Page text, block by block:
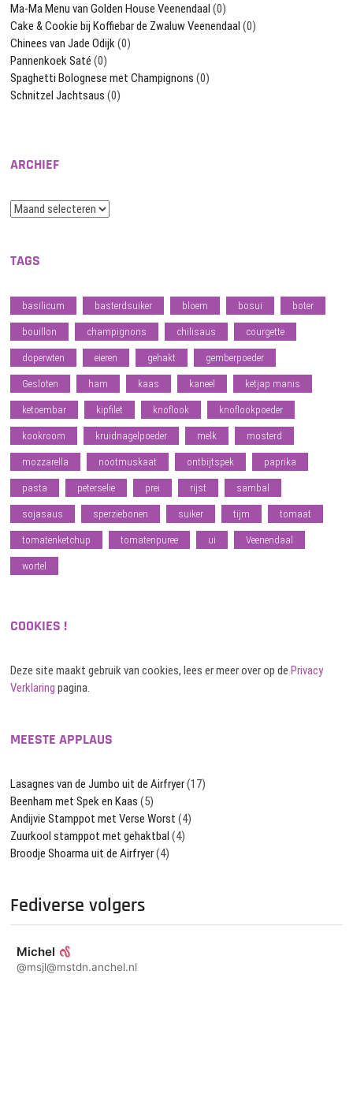
Ma-Ma Menu van Golden House Veenendaal (0)
Cake & Cookie bij Koffiebar de Zwaluw Veenendaal (0)
Chinees van Jade Odijk(0)
Pannenkoek Saté (0)
Spaghetti Bolognese met Champignons (0)
Schnitzel Jachtsaus (0)
ARCHIEF
Archief
TAGS
basilicum basterdsuiker bloem bosui boter
bouillon champignons chilisaus courgette
doperwten eieren gehakt gemberpoeder
Gesloten ham kaas kaneel ketjap manis
ketoembar kipfilet knoflook knoflookpoeder
kookroom kruidnagelpoeder melk mosterd
mozzarella nootmuskaat ontbijtspek paprika
pasta peterselie prei rijst sambal
sojasaus sperziebonen suiker tijm tomaat
tomatenketchup tomatenpuree ui Veenendaal
wortel
COOKIES !
Deze site maakt gebruik van cookies, lees er meer over op dePrivacy
Verklaring pagina.
MEESTE APPLAUS
Lasagnes van de Jumbo uit de Airfryer(17)
Beenham met Spek en Kaas (5)
Andijvie Stamppot met Verse Worst (4)
Zuurkool stamppot met gehaktbal (4)
Broodje Shoarma uit de Airfryer(4)
Fediverse volgers
Michel
@msjl@mstdn.anchel.nl